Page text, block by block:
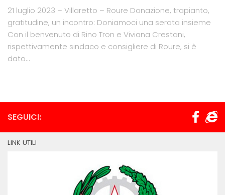
21 luglio 2023 – Villaretto – Roure Donazione, trapianto,
gratitudine, un incontro: Doniamoci una serata insieme
Con il benvenuto di Rino Tron e Viviana Crestani,
rispettivamente sindaco e consigliere di Roure, si è
dato...
SEGUICI:
LINK UTILI